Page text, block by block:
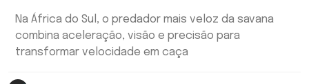
Na África do Sul, o predador mais veloz da savana
combina aceleração, visão e precisão para
transformar velocidade em caça